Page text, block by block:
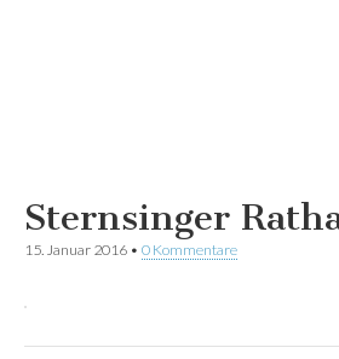
Sternsinger
15. Januar 2016 • 0 Kommentare